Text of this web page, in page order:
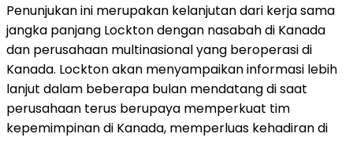
Penunjukan ini merupakan kelanjutan dari kerja sama
jangka panjang Lockton dengan nasabah di Kanada
dan perusahaan multinasional yang beroperasi di
Kanada. Lockton akan menyampaikan informasi lebih
lanjut dalam beberapa bulan mendatang di saat
perusahaan terus berupaya memperkuat tim
kepemimpinan di Kanada, memperluas kehadiran di